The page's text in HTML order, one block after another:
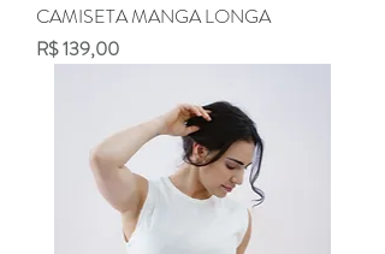
CAMISETA MANGA LONGA
Preço
R$ 139,00